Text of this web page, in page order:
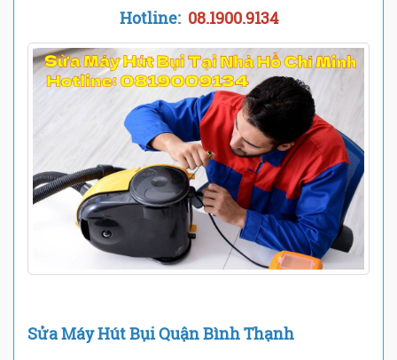
Hotline: 08.1900.9134
Sửa Máy Hút Bụi Quận Bình Thạnh